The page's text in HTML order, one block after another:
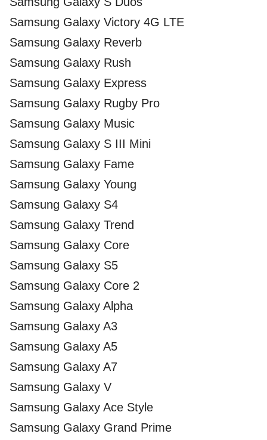
Samsung Galaxy Victory 4G LTE
Samsung Galaxy Reverb
Samsung Galaxy Rush
Samsung Galaxy Express
Samsung Galaxy Rugby Pro
Samsung Galaxy Music
Samsung Galaxy S III Mini
Samsung Galaxy Fame
Samsung Galaxy Young
Samsung Galaxy S4
Samsung Galaxy Trend
Samsung Galaxy Core
Samsung Galaxy S5
Samsung Galaxy Core 2
Samsung Galaxy Alpha
Samsung Galaxy A3
Samsung Galaxy A5
Samsung Galaxy A7
Samsung Galaxy V
Samsung Galaxy Ace Style
Samsung Galaxy Grand Prime